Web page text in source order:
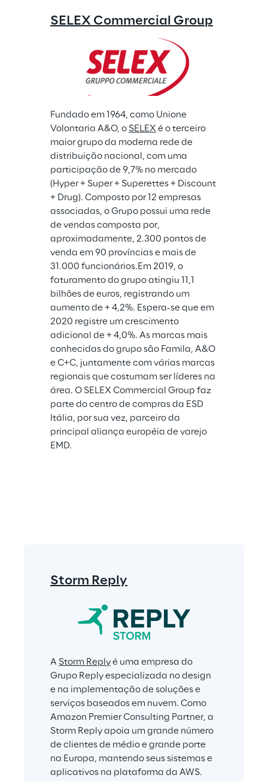
SELEX Commercial Group
Fundado em 1964, como Unione
Volontaria A&O, o SELEX é o terceiro
maior grupo da moderna rede de
distribuição nacional, com uma
participação de 9,7% no mercado
(Hyper + Super + Superettes + Discount
+ Drug). Composto por 12 empresas
associadas, o Grupo possui uma rede
de vendas composta por,
aproximadamente, 2.300 pontos de
venda em 90 províncias e mais de
31.000 funcionários.Em 2019, o
faturamento do grupo atingiu 11,1
bilhões de euros, registrando um
aumento de + 4,2%. Espera-se que em
2020 registre um crescimento
adicional de + 4,0%. As marcas mais
conhecidas do grupo são Famila, A&O
e C+C, juntamente com várias marcas
regionais que costumam ser líderes na
área. O SELEX Commercial Group faz
parte do centro de compras da ESD
Itália, por sua vez, parceiro da
principal aliança européia de varejo
EMD.
Storm Reply
A Storm Reply é uma empresa do
Grupo Reply especializada no design
e na implementação de soluções e
serviços baseados em nuvem. Como
Amazon Premier Consulting Partner, a
Storm Reply apoia um grande número
de clientes de médio e grande porte
na Europa, mantendo seus sistemas e
aplicativos na plataforma da AWS.